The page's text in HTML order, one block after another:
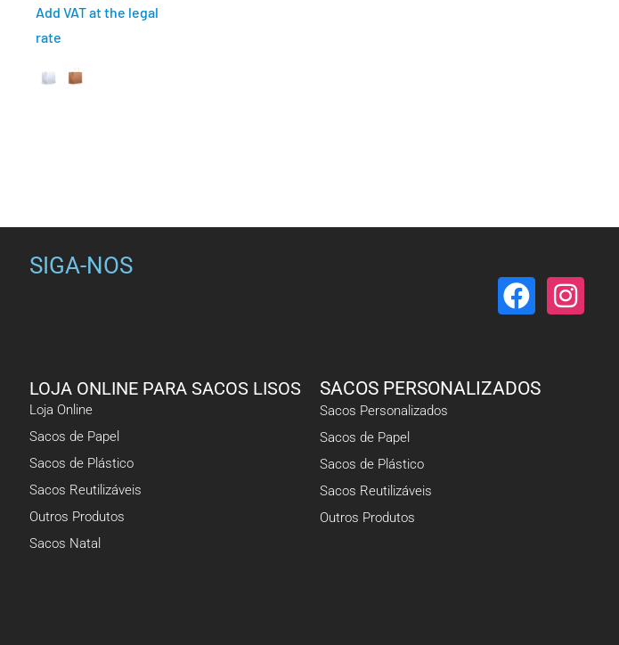
Add VAT at the legal
rate
SIGA-NOS
LOJA ONLINE PARA SACOS LISOS
Loja Online
Sacos de Papel
Sacos de Plástico
Sacos Reutilizáveis
Outros Produtos
Sacos Natal
SACOS PERSONALIZADOS
Sacos Personalizados
Sacos de Papel
Sacos de Plástico
Sacos Reutilizáveis
Outros Produtos